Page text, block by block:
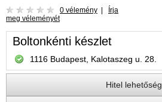
0 vélemény
Írja
meg véleményét
Boltonkénti készlet
1116 Budapest, Kalotaszeg u. 28.
Hitel lehetőség